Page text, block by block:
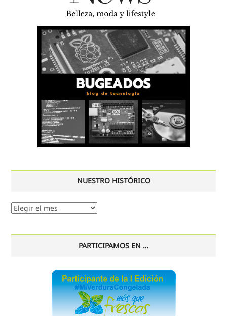
NUESTRO HISTÓRICO
Nuestro
PARTICIPAMOS EN …